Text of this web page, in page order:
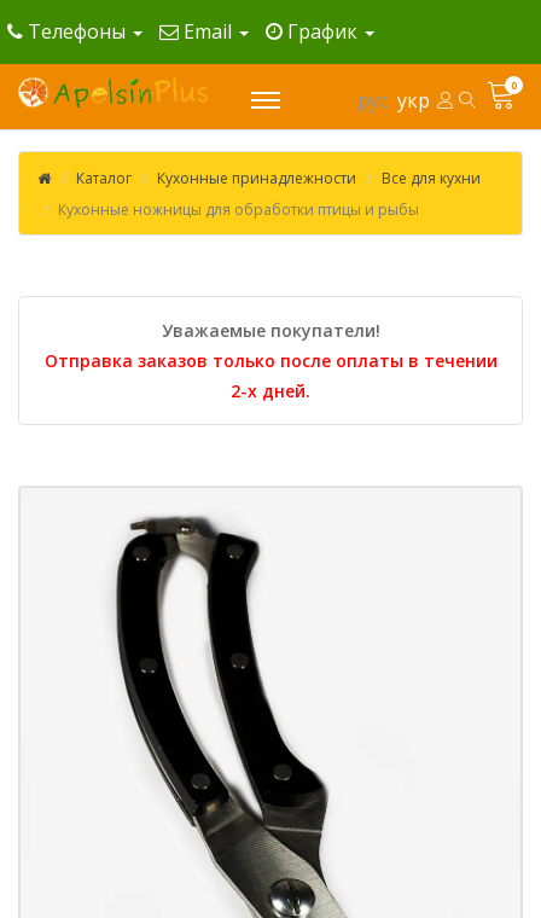
Телефоны Email График
рус укр
0
Каталог Кухонные принадлежности
Все для кухни
Кухонные ножницы для обработки птицы и рыбы
Уважаемые покупатели!
Отправка заказов только после оплаты в течении
2-х дней.